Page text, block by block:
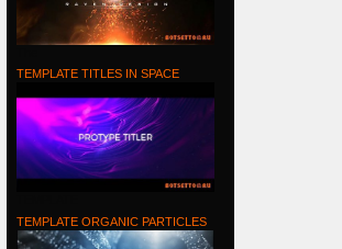
TEMPLATE TITLES IN SPACE
TEMPLATE ORGANIC PARTICLES